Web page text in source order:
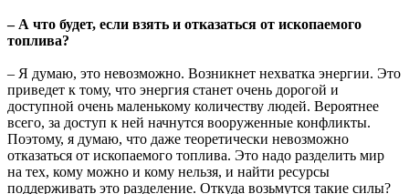
– А что будет, если взять и отказаться от ископаемого
топлива?
– Я думаю, это невозможно. Возникнет нехватка энергии. Это
приведет к тому, что энергия станет очень дорогой и
доступной очень маленькому количеству людей. Вероятнее
всего, за доступ к ней начнутся вооруженные конфликты.
Поэтому, я думаю, что даже теоретически невозможно
отказаться от ископаемого топлива. Это надо разделить мир
на тех, кому можно и кому нельзя, и найти ресурсы
поддерживать это разделение. Откуда возьмутся такие силы?